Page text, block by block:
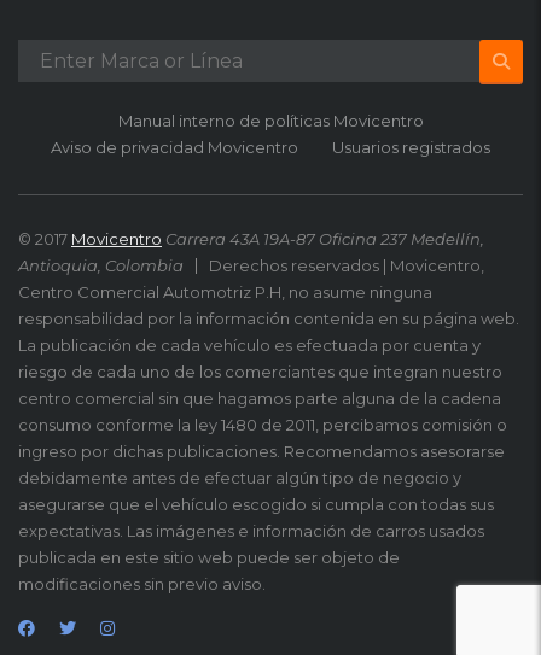
Manual interno de políticas Movicentro
Aviso de privacidad Movicentro
Usuarios registrados
© 2017 Movicentro Carrera 43A 19A-87 Oficina 237 Medellín,
Antioquia, Colombia
Derechos reservados | Movicentro,
Centro Comercial Automotriz P.H, no asume ninguna
responsabilidad por la información contenida en su página web.
La publicación de cada vehículo es efectuada por cuenta y
riesgo de cada uno de los comerciantes que integran nuestro
centro comercial sin que hagamos parte alguna de la cadena
consumo conforme la ley 1480 de 2011, percibamos comisión o
ingreso por dichas publicaciones. Recomendamos asesorarse
debidamente antes de efectuar algún tipo de negocio y
asegurarse que el vehículo escogido si cumpla con todas sus
expectativas. Las imágenes e información de carros usados
publicada en este sitio web puede ser objeto de
modificaciones sin previo aviso.